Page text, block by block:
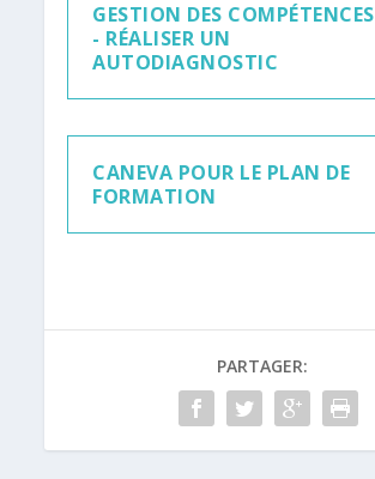
GESTION DES COMPÉTENCES
- RÉALISER UN
AUTODIAGNOSTIC
CANEVA POUR LE PLAN DE
FORMATION
PARTAGER: